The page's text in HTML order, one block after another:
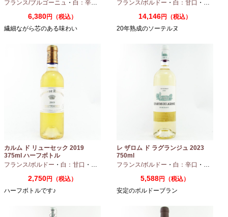
フランス/ブルゴーニュ ・ 白：辛口 シャルドネ
6,380円（税込）
繊細ながら芯のある味わい
フランス/ボルドー ・ 白：甘口 ・
14,146円（税込）
20年熟成のソーテルヌ
カルム ド リューセック 2019
375ml ハーフボトル
フランス/ボルドー ・ 白：甘口 ・ セミヨン ・ソーヴィニオンブラン
2,750円（税込）
ハーフボトルです♪
レ ザロム ド ラグランジュ 2023
750ml
フランス/ボルドー ・ 白：辛口 ・ セミヨン
5,588円（税込）
安定のボルドーブラン